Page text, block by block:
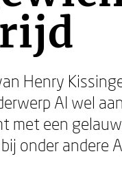
Henry
AI wel
met een
onder andere